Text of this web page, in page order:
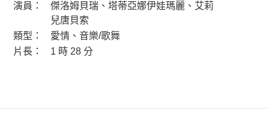
演員：
傑洛姆貝瑞、塔蒂亞娜伊娃瑪麗、艾莉
兒唐貝索
類型：
愛情、音樂/歌舞
片長：
1 時 28 分